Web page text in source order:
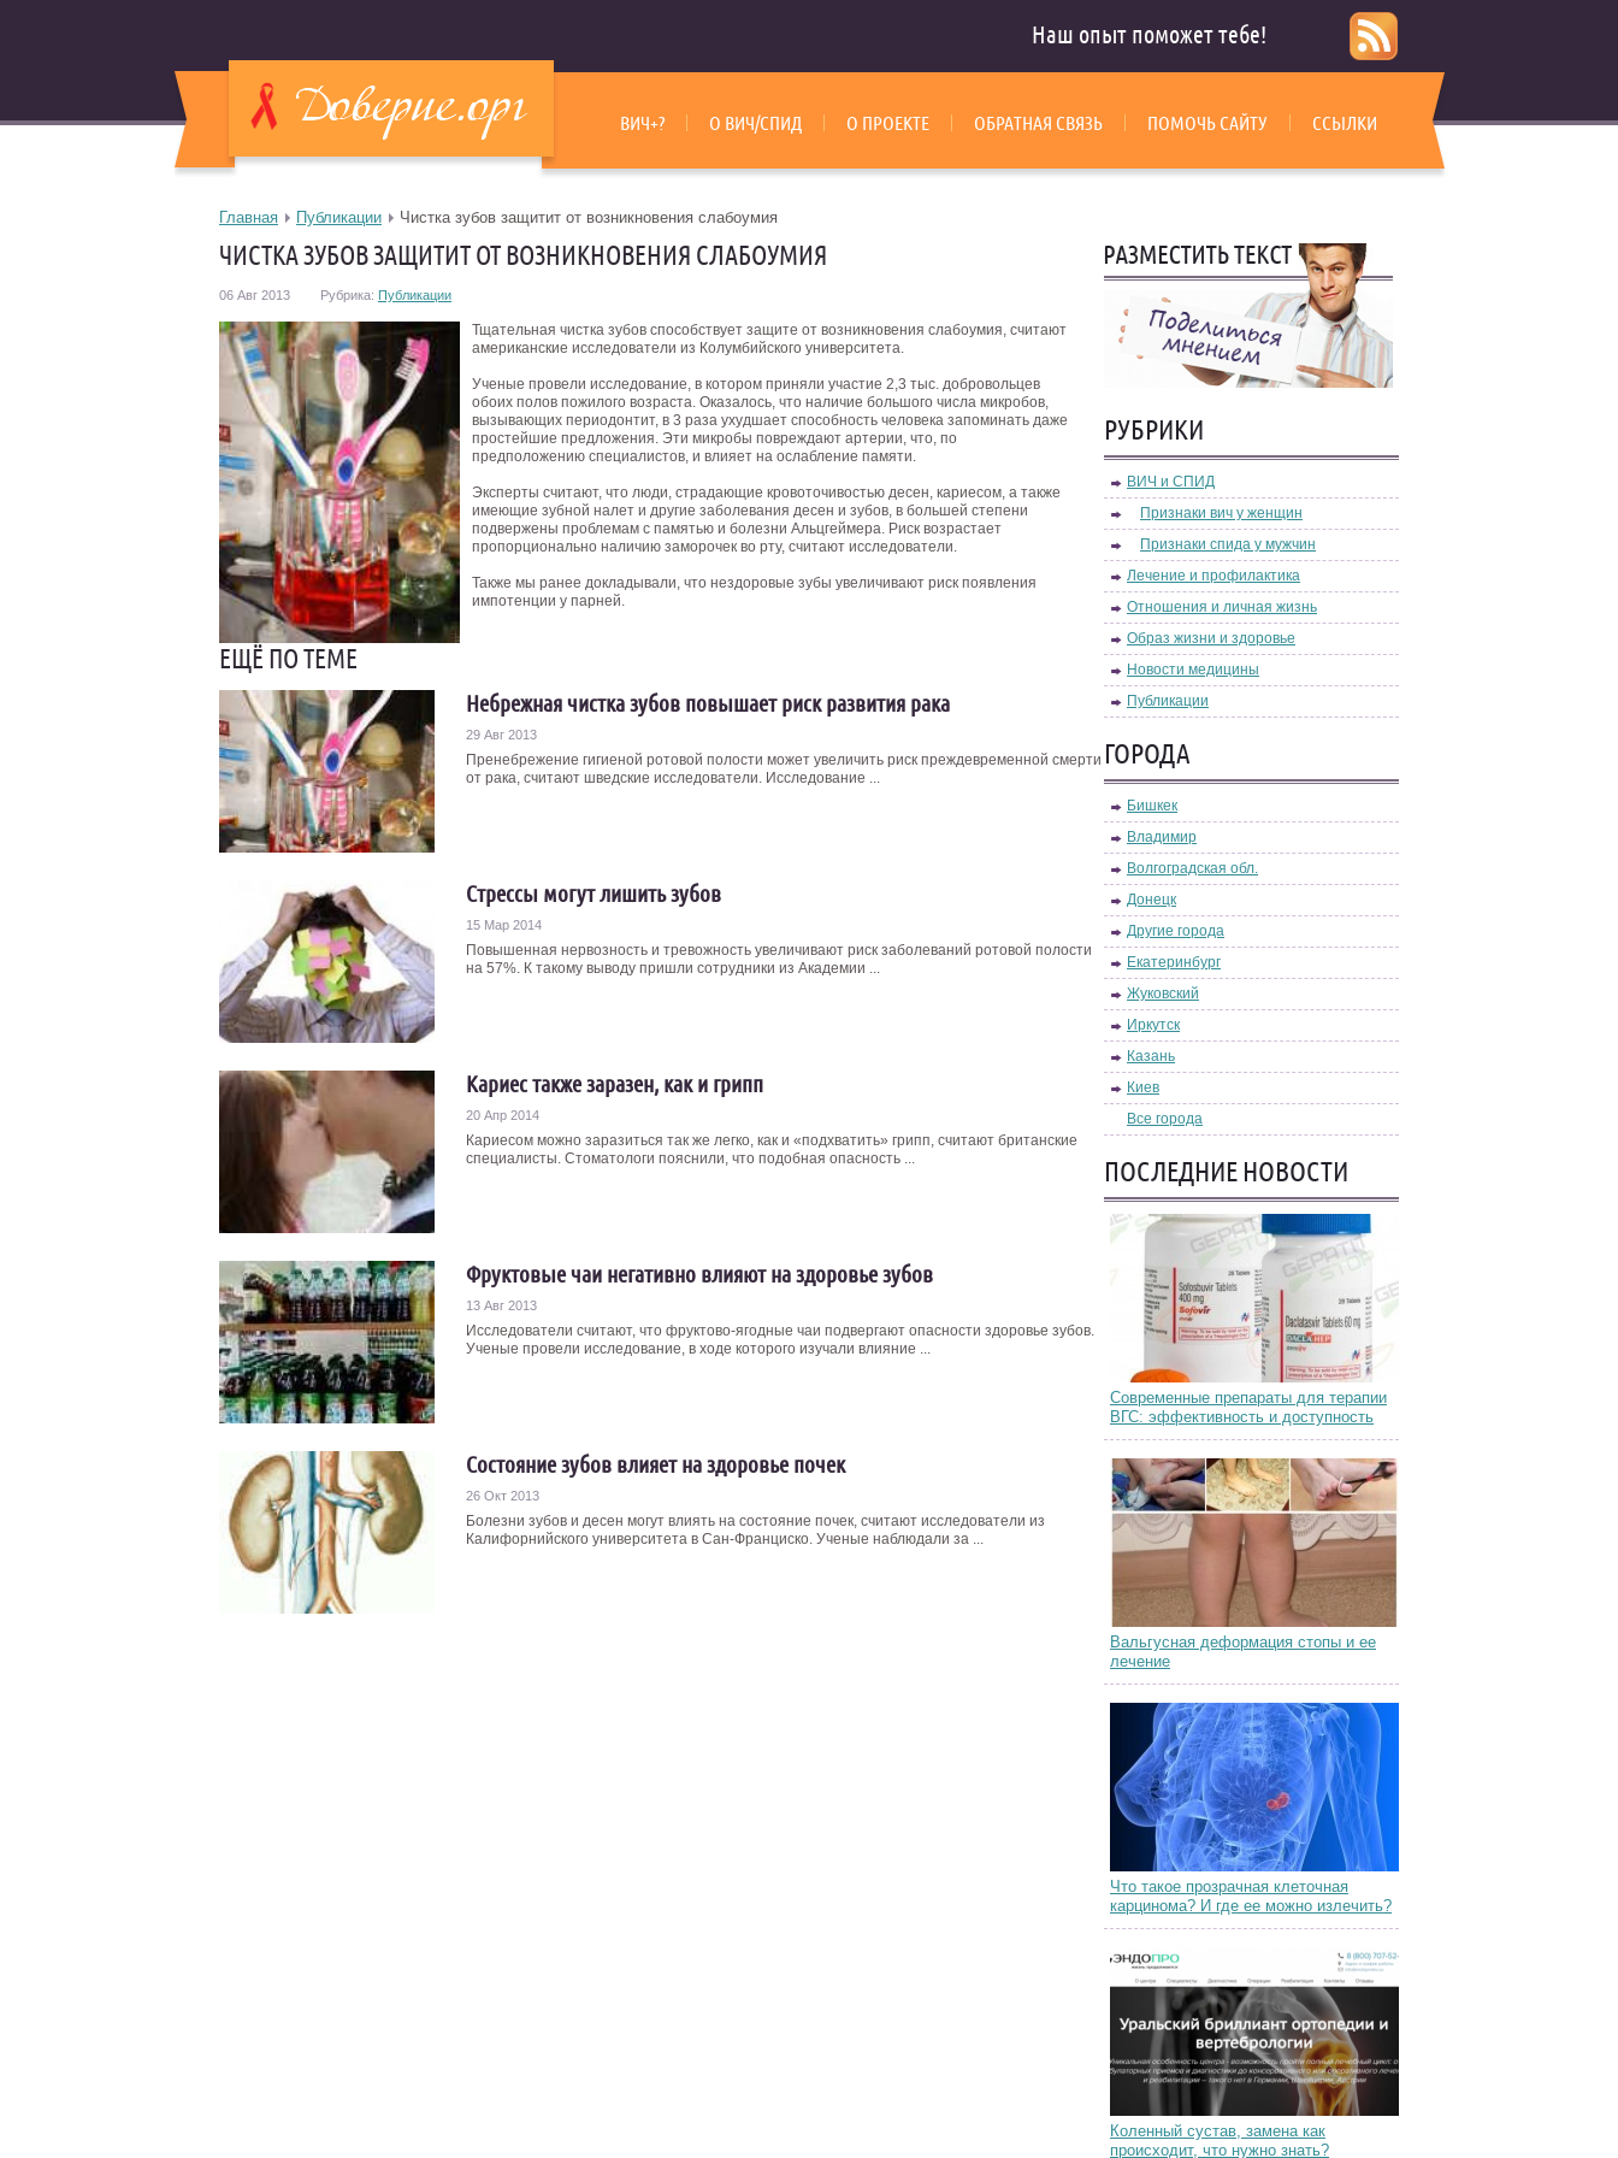
Наш опыт поможет тебе!
ВИЧ+? О ВИЧ/СПИД О ПРОЕКТЕ ОБРАТНАЯ СВЯЗЬ ПОМОЧЬ САЙТУ ССЫЛКИ
Главная Публикации Чистка зубов защитит от возникновения слабоумия
ЧИСТКА ЗУБОВ ЗАЩИТИТ ОТ ВОЗНИКНОВЕНИЯ СЛАБОУМИЯ
06 Авг 2013 Рубрика: Публикации
Тщательная чистка зубов способствует защите от возникновения слабоумия, считают
американские исследователи из Колумбийского университета.
Ученые провели исследование, в котором приняли участие 2,3 тыс. добровольцев
обоих полов пожилого возраста. Оказалось, что наличие большого числа микробов,
вызывающих периодонтит, в 3 раза ухудшает способность человека запоминать даже
простейшие предложения. Эти микробы повреждают артерии, что, по
предположению специалистов, и влияет на ослабление памяти.
Эксперты считают, что люди, страдающие кровоточивостью десен, кариесом, а также
имеющие зубной налет и другие заболевания десен и зубов, в большей степени
подвержены проблемам с памятью и болезни Альцгеймера. Риск возрастает
пропорционально наличию заморочек во рту, считают исследователи.
Также мы ранее докладывали, что нездоровые зубы увеличивают риск появления
импотенции у парней.
ЕЩЁ ПО ТЕМЕ
Небрежная чистка зубов повышает риск развития рака
29 Авг 2013
Пренебрежение гигиеной ротовой полости может увеличить риск преждевременной смерти
от рака, считают шведские исследователи. Исследование ...
Стрессы могут лишить зубов
15 Мар 2014
Повышенная нервозность и тревожность увеличивают риск заболеваний ротовой полости
на 57%. К такому выводу пришли сотрудники из Академии ...
Кариес также заразен, как и грипп
20 Апр 2014
Кариесом можно заразиться так же легко, как и «подхватить» грипп, считают британские
специалисты. Стоматологи пояснили, что подобная опасность ...
Фруктовые чаи негативно влияют на здоровье зубов
13 Авг 2013
Исследователи считают, что фруктово-ягодные чаи подвергают опасности здоровье зубов.
Ученые провели исследование, в ходе которого изучали влияние ...
Состояние зубов влияет на здоровье почек
26 Окт 2013
Болезни зубов и десен могут влиять на состояние почек, считают исследователи из
Калифорнийского университета в Сан-Франциско. Ученые наблюдали за ...
РУБРИКИ
ВИЧ и СПИД
Признаки вич у женщин
Признаки спида у мужчин
Лечение и профилактика
Отношения и личная жизнь
Образ жизни и здоровье
Новости медицины
Публикации
ГОРОДА
Бишкек
Владимир
Волгоградская обл.
Донецк
Другие города
Екатеринбург
Жуковский
Иркутск
Казань
Киев
Все города
ПОСЛЕДНИЕ НОВОСТИ
Современные препараты для терапии
ВГС: эффективность и доступность
Вальгусная деформация стопы и ее
лечение
Что такое прозрачная клеточная
карцинома? И где ее можно излечить?
Коленный сустав, замена как
происходит, что нужно знать?